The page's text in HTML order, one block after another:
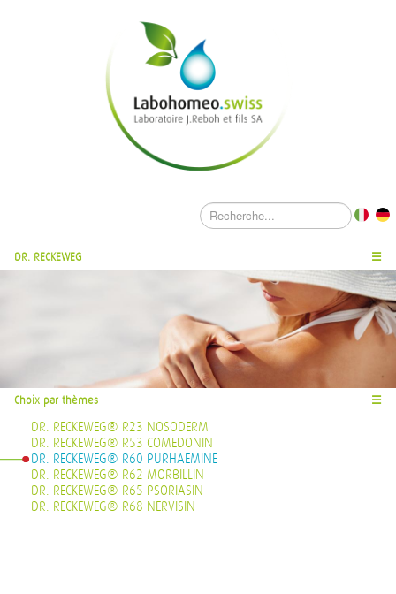
DR. RECKEWEG ☰
Choix par thèmes ☰
DR. RECKEWEG® R23 NOSODERM
DR. RECKEWEG® R53 COMEDONIN
DR. RECKEWEG® R60 PURHAEMINE
DR. RECKEWEG® R62 MORBILLIN
DR. RECKEWEG® R65 PSORIASIN
DR. RECKEWEG® R68 NERVISIN